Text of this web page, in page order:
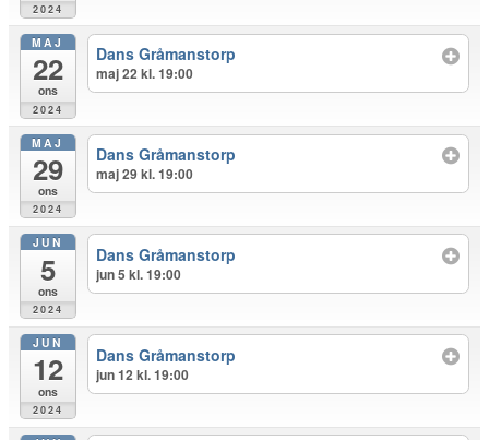
2024
MAJ
22
ons
2024
Dans Gråmanstorp
maj 22 kl. 19:00
MAJ
29
ons
2024
Dans Gråmanstorp
maj 29 kl. 19:00
JUN
5
ons
2024
Dans Gråmanstorp
jun 5 kl. 19:00
JUN
12
ons
2024
Dans Gråmanstorp
jun 12 kl. 19:00